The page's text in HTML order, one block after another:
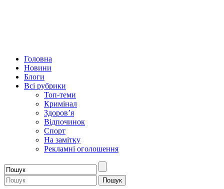
Головна
Новини
Блоги
Всі рубрики
Топ-теми
Кримінал
Здоров’я
Відпочинок
Спорт
На замітку
Рекламні оголошення